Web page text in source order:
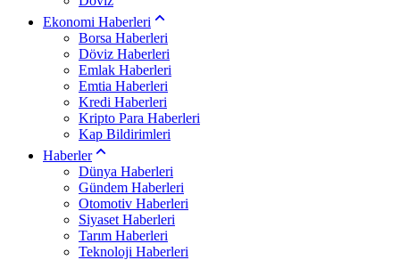
Ekonomi Haberleri
Borsa Haberleri
Döviz Haberleri
Emlak Haberleri
Emtia Haberleri
Kredi Haberleri
Kripto Para Haberleri
Kap Bildirimleri
Haberler
Dünya Haberleri
Gündem Haberleri
Otomotiv Haberleri
Siyaset Haberleri
Tarım Haberleri
Teknoloji Haberleri